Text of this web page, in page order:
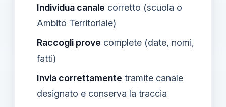
Individua canale corretto (scuola o
Ambito Territoriale)
Raccogli prove complete (date, nomi,
fatti)
Invia correttamente tramite canale
designato e conserva la traccia